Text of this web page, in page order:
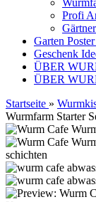
Profi
Garten
Geschenk
ÜBER
ÜBER
Startseite »
Wurmfarm Starter